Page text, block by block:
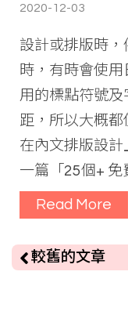
2020-12-03
設計或排版時
時，有時會使
用的標點符號
距，所以大概都
在內文排版設
一篇「25個+
Read More
文較舊的文章